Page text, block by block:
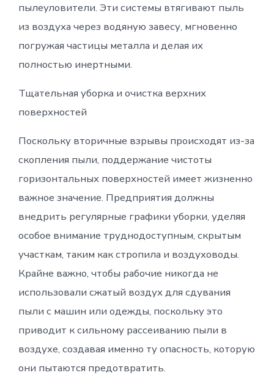
пылеуловители. Эти системы втягивают пыль
из воздуха через водяную завесу, мгновенно
погружая частицы металла и делая их
полностью инертными.
Тщательная уборка и очистка верхних
поверхностей
Поскольку вторичные взрывы происходят из-за
скопления пыли, поддержание чистоты
горизонтальных поверхностей имеет жизненно
важное значение. Предприятия должны
внедрить регулярные графики уборки, уделяя
особое внимание труднодоступным, скрытым
участкам, таким как стропила и воздуховоды.
Крайне важно, чтобы рабочие никогда не
использовали сжатый воздух для сдувания
пыли с машин или одежды, поскольку это
приводит к сильному рассеиванию пыли в
воздухе, создавая именно ту опасность, которую
они пытаются предотвратить.